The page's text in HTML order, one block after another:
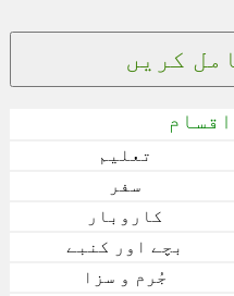
کریں
تعلیم
سفر
کاروبار
بچے اور کنبے
جُرم و سزا